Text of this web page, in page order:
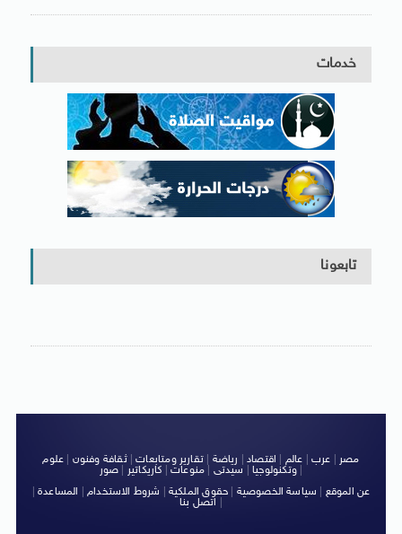
خدمات
تابعونا
مصر عرب عالم اقتصاد رياضة |تقارير ومتابعات|ثقافة وفنون
علوم
وتكنولوجيا| سيدتى منوعات كاريكاتير صور
|
عن الموقع
سياسة الخصوصية حقوق الملكية شروط الاستخدام| المساعدة|
اتصل بنا